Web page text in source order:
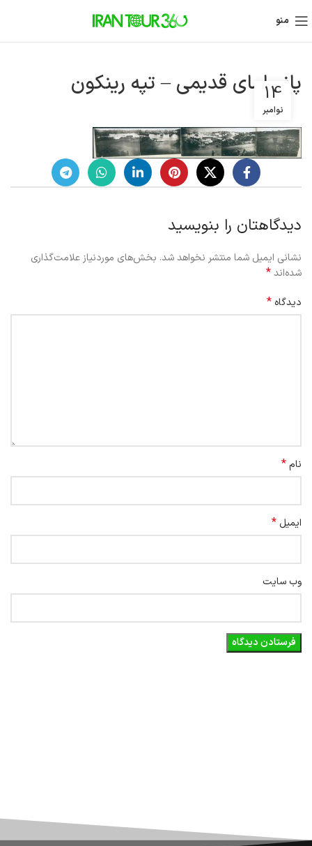
منو
پانورامای قدیمی – تپه رینکون
14
نوامبر
دیدگاهتان را بنویسید
نشانی ایمیل شما منتشر نخواهد شد. بخش‌های موردنیاز علامت‌گذاری
شده‌اند*
دیدگاه *
نام*
ایمیل *
وب‌ سایت